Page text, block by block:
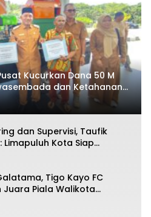
Kucurkan Dana 50 M
dan Ketahanan
50 Kota
dan Supervisi, Taufik
Limapuluh Kota Siap
Terbaiknya Pada Porprov
Tigo Kayo FC
Juara Piala Walikota